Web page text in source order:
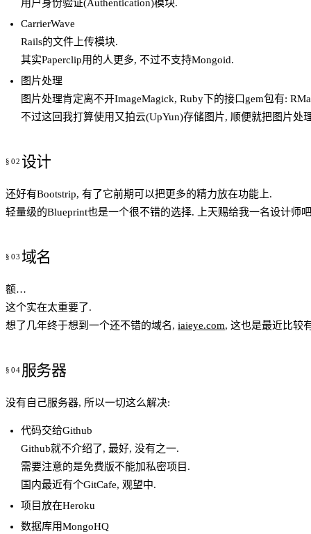
用户身份验证(Authentication)模块.
CarrierWave
Rails的文件上传模块.
其实Paperclip用的人更多, 不过不支持Mongoid.
图片处理
图片处理肯定离不开ImageMagick, Ruby下的接口gem包有:
不过这回我打算使用又拍云(UpYun)存储图片, 顺便就把图片处
设计
还好有Bootstrip, 有了它前期可以把更多的精力放在功能上.
轻量级的Blueprint也是一个很不错的选择. 上天赐给我一名设计师
域名
额…
这个实在太重要了.
想了几年终于想到一个还不错的域名, iaieye.com, 这也是最近比较
服务器
没有自己服务器, 所以一切这么解决:
代码交给Github
Github就不介绍了, 最好, 没有之一.
需要注意的是免费版不能加私密项目.
国内最近有个GitCafe, 观望中.
项目放在Heroku
数据库用MongoHQ